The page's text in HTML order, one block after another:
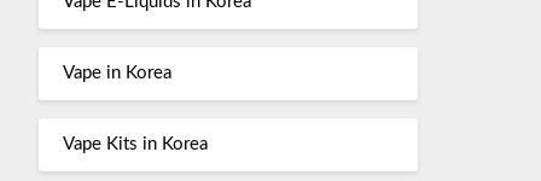
Vape in Korea
Vape Kits in Korea